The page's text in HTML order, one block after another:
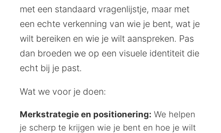
met een standaard vragenlijstje, maar met
een echte verkenning van wie je bent, wat je
wilt bereiken en wie je wilt aanspreken. Pas
dan broeden we op een visuele identiteit die
echt bij je past.
Wat we voor je doen:
Merkstrategie en positionering: We helpen
je scherp te krijgen wie je bent en hoe je wilt